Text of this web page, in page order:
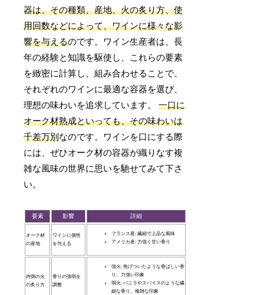
器は、その種類、産地、火の炙り方、使
用回数などによって、ワインに様々な影
響を与えるのです。ワイン生産者は、長
年の経験と知識を駆使し、これらの要素
を緻密に計算し、組み合わせることで、
それぞれのワインに最適な容器を選び、
理想の味わいを追求しています。一口に
オーク材熟成といっても、その味わいは
千差万別なのです。ワインを口にする際
には、ぜひオーク材の容器が織りなす複
雑な風味の世界に思いを馳せてみて下さ
い。
要素 影響 詳細
オーク材
の産地
ワインに個性
を与える
フランス産: 繊細で上品な風味
アメリカ産: 力強く甘い香り
内側の火
の炙り方
香りの強弱を
調整
強火: 焦げついたような香ばしい香
り、力強い印象
弱火: バニラやスパイスのような繊
細な香り、複雑な印象